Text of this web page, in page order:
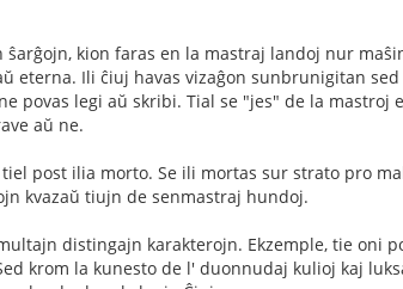
kion faras en la mastraj landoj nur
eterna. Ili ĉiuj havas vizaĝon sunbrunigitan
povas legi aŭ skribi. Tial se "jes" de la
aŭ ne.
post ilia morto. Se ili mortas sur strato pro
kvazaŭ tiujn de senmastraj hundoj.
distingajn karakterojn. Ekzemple, tie oni
krom la kunesto de l' duonnudaj kulioj kaj